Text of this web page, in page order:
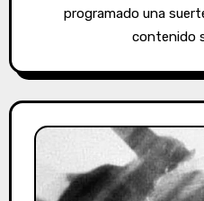
programado una
contenido